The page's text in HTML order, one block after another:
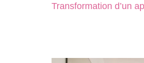
Transformation d’un